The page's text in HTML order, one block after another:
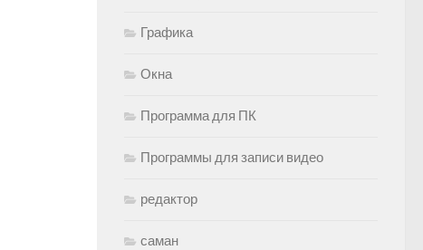
Графика
Окна
Программа для ПК
Программы для записи видео
редактор
саман